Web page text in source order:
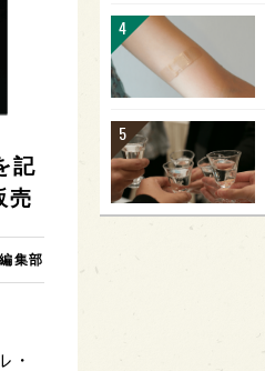
記
売
集部
・